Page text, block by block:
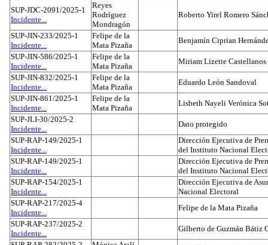
SUP-JDC-2091/2025-1
Incidente...
Reyes
Rodríguez
Mondragón
Roberto Yirel Romero
SUP-JIN-233/2025-1
Incidente...
Felipe de la
Mata Pizaña
Benjamín Ciprian
SUP-JIN-586/2025-1
Incidente...
Felipe de la
Mata Pizaña
Miriam Lizette Castellanos
SUP-JIN-832/2025-1
Incidente...
Felipe de la
Mata Pizaña
Eduardo León Sandoval
SUP-JIN-861/2025-1
Incidente...
Felipe de la
Mata Pizaña
Lisbeth Nayeli Verónica
SUP-JLI-30/2025-2
Incidente...
Dato protegido
SUP-RAP-149/2025-1
Incidente...
Dirección Ejecutiva de
del Instituto Nacional
SUP-RAP-149/2025-1
Incidente...
Dirección Ejecutiva de
del Instituto Nacional
SUP-RAP-154/2025-1
Incidente...
Dirección Ejecutiva de
Nacional Electoral
SUP-RAP-217/2025-4
Incidente...
Felipe de la Mata Pizaña
SUP-RAP-237/2025-2
Incidente...
Gilberto de Guzmán Bátiz